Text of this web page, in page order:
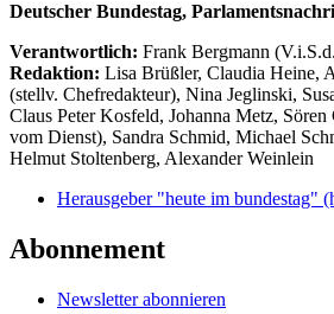
Deutscher Bundestag,
Verantwortlich: Frank Bergmann
Redaktion: Lisa Brüßler, Claudia Heine,
(stellv. Chefredakteur), Nina Jeglinski,
Claus Peter Kosfeld, Johanna Metz,
vom Dienst), Sandra Schmid, Michael
Helmut Stoltenberg, Alexander Weinlein
Herausgeber "heute im bundestag"
Abonnement
Newsletter abonnieren